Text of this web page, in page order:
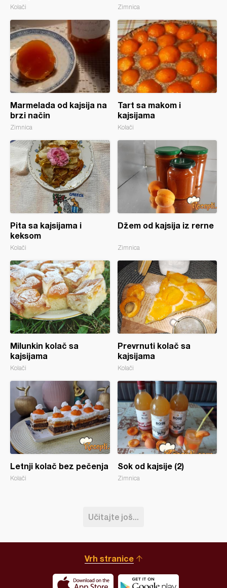
Kolači Zimnica
Marmelada od kajsija na
brzi način
Zimnica
Tart sa makom i
kajsijama
Kolači
Pita sa kajsijama i
keksom
Kolači
Džem od kajsija iz rerne
Zimnica
Milunkin kolač sa
kajsijama
Kolači
Prevrnuti kolač sa
kajsijama
Kolači
Letnji kolač bez pečenja
Kolači
Sok od kajsije (2)
Zimnica
Učitajte još...
Vrh stranice